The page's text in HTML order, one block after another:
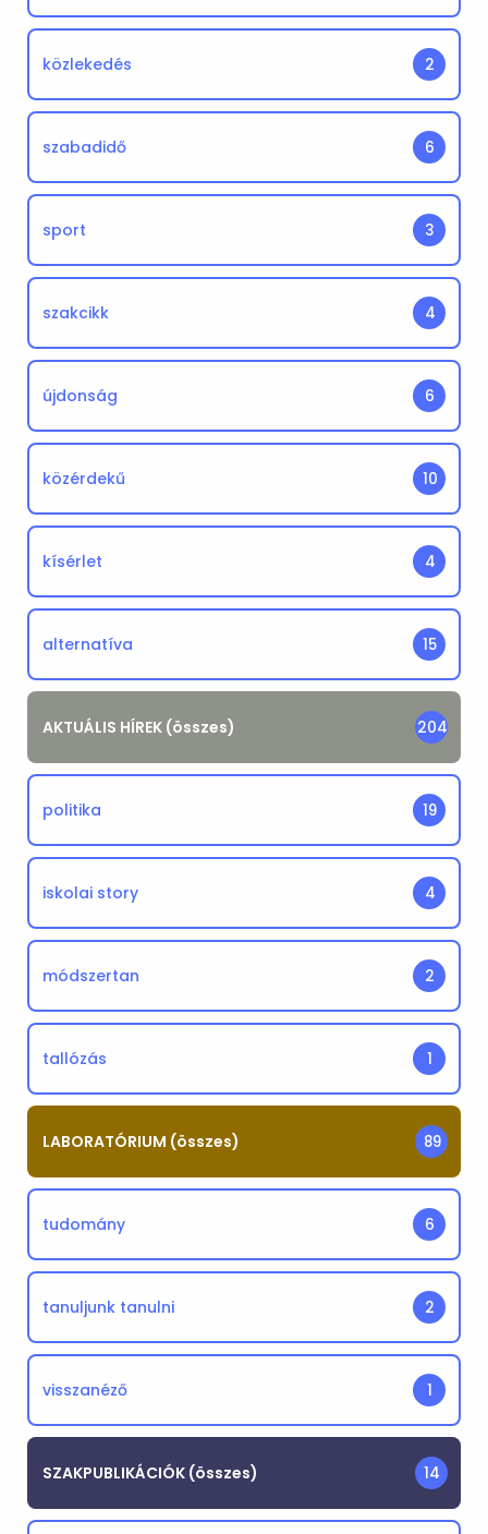
közlekedés 2
szabadidő 6
sport 3
szakcikk 4
újdonság 6
közérdekű 10
kísérlet 4
alternatíva 15
AKTUÁLIS HÍREK (összes) 204
politika 19
iskolai story 4
módszertan 2
tallózás 1
LABORATÓRIUM (összes) 89
tudomány 6
tanuljunk tanulni 2
visszanéző 1
SZAKPUBLIKÁCIÓK (összes) 14